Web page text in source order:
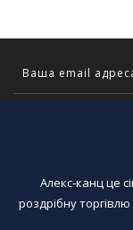
Алекс-канц це
роздрібну